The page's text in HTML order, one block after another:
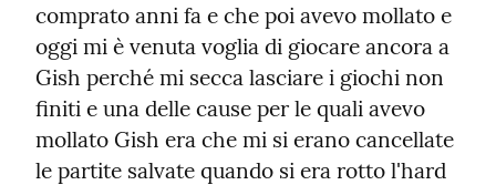
comprato anni fa e che poi avevo mollato e
oggi mi è venuta voglia di giocare ancora a
Gish perché mi secca lasciare i giochi non
finiti e una delle cause per le quali avevo
mollato Gish era che mi si erano cancellate
le partite salvate quando si era rotto l'hard